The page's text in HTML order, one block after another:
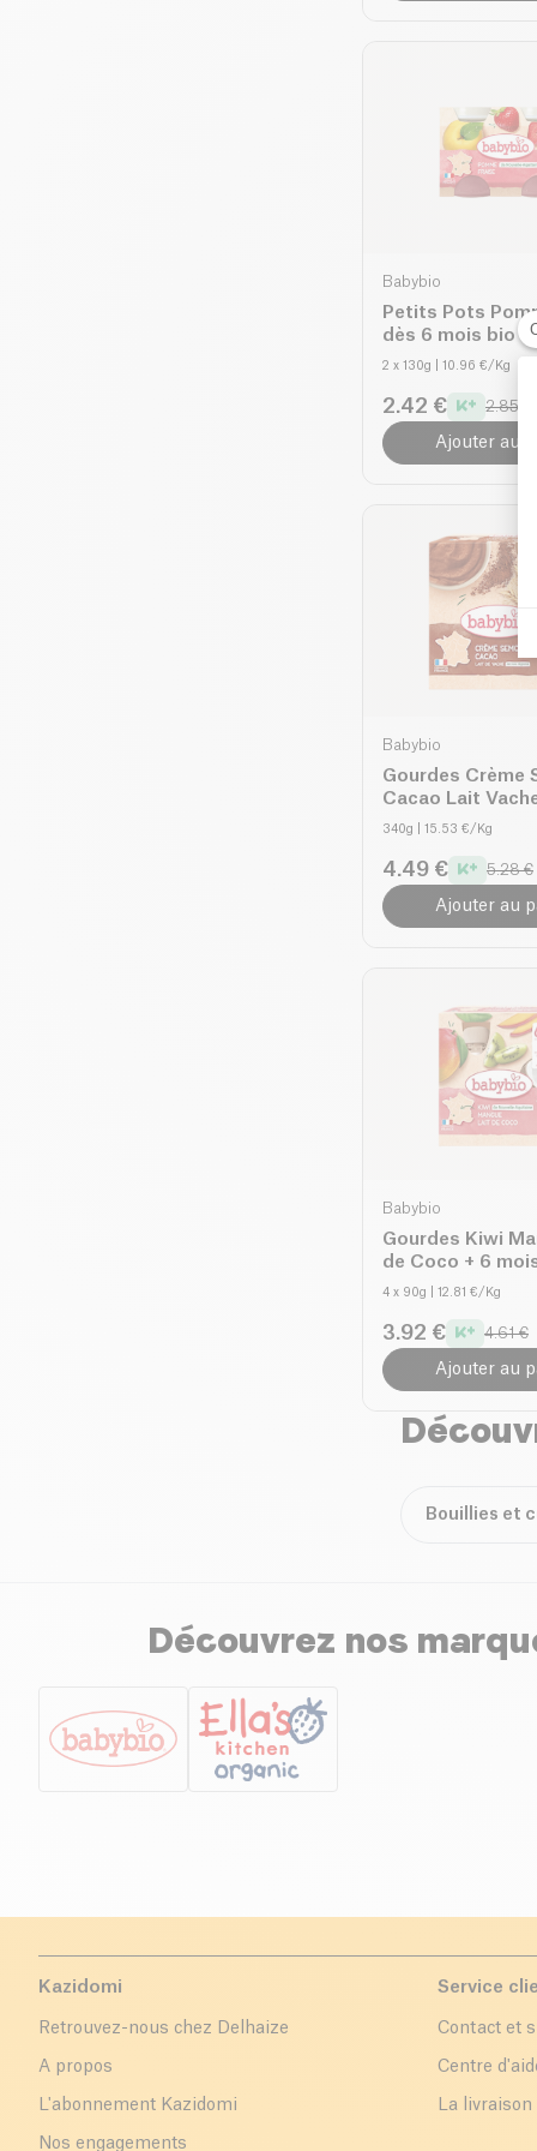
Babybio
Petits Pots
dès 6 mois bio
2 x 130g | 10.96 €/Kg
2.42 € 2.85 €
Ajouter au
Babybio
Gourdes Crème
Cacao Lait Vache Dès 8
mois bio
340g | 15.53 €/Kg
4.49 € 5.28 €
Ajouter au
Babybio
Gourdes Kiwi
de Coco + 6
4 x 90g | 12.81 €/Kg
3.92 € 4.61 €
Ajouter au
Bouillies et
Découvrez nos
Kazidomi
Retrouvez-nous chez Delhaize
A propos
L'abonnement Kazidomi
Nos engagements
Service
Contact et
Centre
La livraison